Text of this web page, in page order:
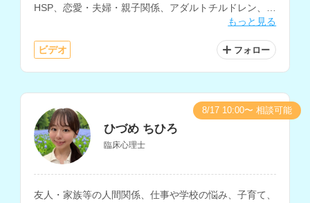
HSP、恋愛・夫婦・親子関係、アダルトチルドレン、子
育て、不登校など、幅広い相談に対応されています。保
育士の資格もお持ちです。
もっと見る
ビデオ フォロー
ひづめ ちひろ
臨床心理士
友人・家族等の人間関係、仕事や学校の悩み、子育て、
8/17 10:00〜 相談可能